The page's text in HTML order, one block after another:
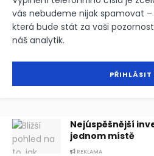
vás nebudeme nijak spamovat
která bude stát za vaši
náš analytik.
Nejúspěšnější
jednom místě
REKLAMA